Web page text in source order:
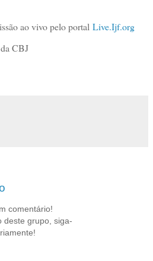
ao vivo pelo portal Live.Ijf.org
CBJ
comentário!
deste grupo, siga-